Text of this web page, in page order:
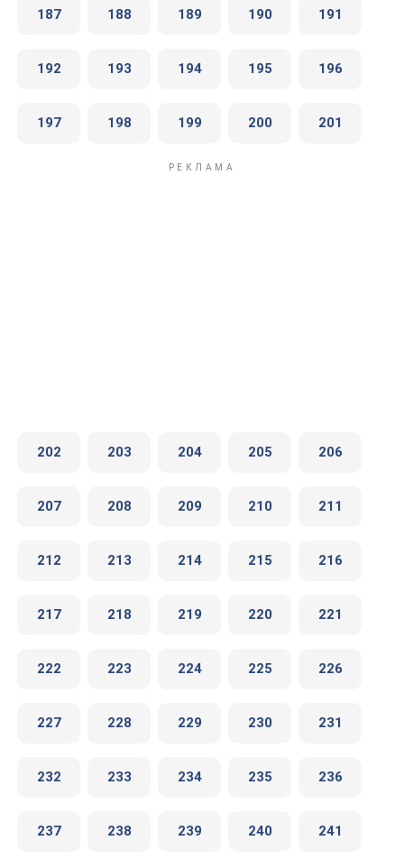
187 188 189 190 191
192 193 194 195 196
197 198 199 200 201
202 203 204 205 206
207 208 209 210 211
212 213 214 215 216
217 218 219 220 221
222 223 224 225 226
227 228 229 230 231
232 233 234 235 236
237 238 239 240 241